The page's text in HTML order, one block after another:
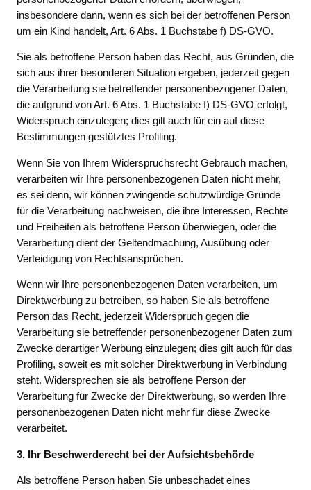
insbesondere dann, wenn es sich bei der betroffenen Person
um ein Kind handelt, Art. 6 Abs. 1 Buchstabe f) DS-GVO.
Sie als betroffene Person haben das Recht, aus Gründen, die
sich aus ihrer besonderen Situation ergeben, jederzeit gegen
die Verarbeitung sie betreffender personenbezogener Daten,
die aufgrund von Art. 6 Abs. 1 Buchstabe f) DS-GVO erfolgt,
Widerspruch einzulegen; dies gilt auch für ein auf diese
Bestimmungen gestütztes Profiling.
Wenn Sie von Ihrem Widerspruchsrecht Gebrauch machen,
verarbeiten wir Ihre personenbezogenen Daten nicht mehr,
es sei denn, wir können zwingende schutzwürdige Gründe
für die Verarbeitung nachweisen, die ihre Interessen, Rechte
und Freiheiten als betroffene Person überwiegen, oder die
Verarbeitung dient der Geltendmachung, Ausübung oder
Verteidigung von Rechtsansprüchen.
Wenn wir Ihre personenbezogenen Daten verarbeiten, um
Direktwerbung zu betreiben, so haben Sie als betroffene
Person das Recht, jederzeit Widerspruch gegen die
Verarbeitung sie betreffender personenbezogener Daten zum
Zwecke derartiger Werbung einzulegen; dies gilt auch für das
Profiling, soweit es mit solcher Direktwerbung in Verbindung
steht. Widersprechen sie als betroffene Person der
Verarbeitung für Zwecke der Direktwerbung, so werden Ihre
personenbezogenen Daten nicht mehr für diese Zwecke
verarbeitet.
3. Ihr Beschwerderecht bei der Aufsichtsbehörde
Als betroffene Person haben Sie unbeschadet eines